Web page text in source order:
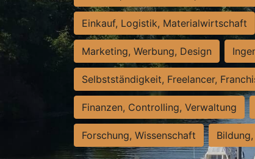
Einkauf, Logistik, Materialwirtschaft
Marketing, Werbung, Design
Selbstständigkeit, Freelancer,
Finanzen, Controlling, Verwaltung
Forschung, Wissenschaft